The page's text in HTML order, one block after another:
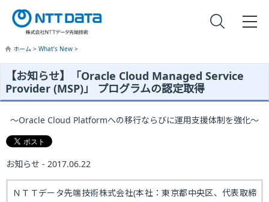
ホーム > What’s New >
【お知らせ】「Oracle Cloud Managed Service
Provider (MSP)」 プログラムの認定取得
～Oracle Cloud Platformへの移行ならびに運用支援体制を強化～
お知らせ - 2017.06.22
ＮＴＴデータ先端技術株式会社(本社：東京都中央区、代表取締